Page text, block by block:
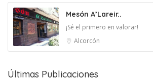
Mesón A’Lareir..
¡Sé el primero en valorar!
Alcorcón
Últimas Publicaciones